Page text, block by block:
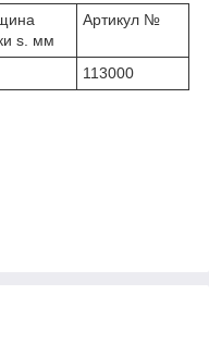
s. мм
Артикул №
113000